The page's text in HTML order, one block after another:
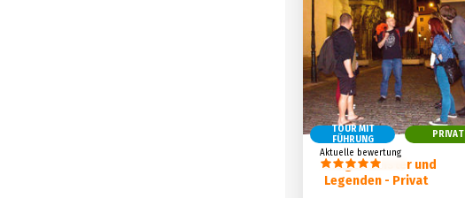
TOUR MIT
FÜHRUNG
PRIVAT
Prager Geister und
Legenden - Privat
Aktuelle bewertung